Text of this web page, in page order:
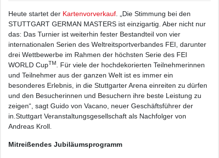
Heute startet der Kartenvorverkauf. „Die Stimmung bei den
STUTTGART GERMAN MASTERS ist einzigartig. Aber nicht nur
das: Das Turnier ist weiterhin fester Bestandteil von vier
internationalen Serien des Weltreitsportverbandes FEI, darunter
drei Wettbewerbe im Rahmen der höchsten Serie des FEI
WORLD CupTM. Für viele der hochdekorierten Teilnehmerinnen
und Teilnehmer aus der ganzen Welt ist es immer ein
besonderes Erlebnis, in die Stuttgarter Arena einreiten zu dürfen
und den Besucherinnen und Besuchern ihre beste Leistung zu
zeigen“, sagt Guido von Vacano, neuer Geschäftsführer der
in.Stuttgart Veranstaltungsgesellschaft als Nachfolger von
Andreas Kroll.
Mitreißendes Jubiläumsprogramm